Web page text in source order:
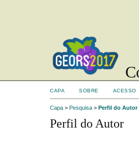
CAPA SOBRE ACESSO
Capa > Pesquisa > Perfil do Autor
Perfil do Autor